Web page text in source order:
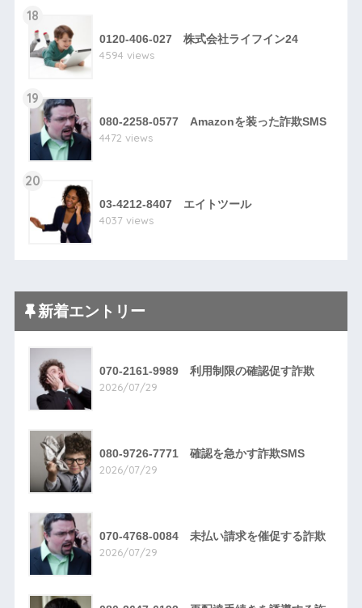
18
0120-406-027 株式会社ライフイン24
4594 views
19
080-2258-0577 Amazonを装った詐欺SMS
4472 views
20
03-4212-8407 エイトツール
4037 views
新着エントリー
070-2161-9989 利用制限の確認促す詐欺
2026/07/29
080-9726-7771 確認を急かす詐欺SMS
2026/07/29
070-4768-0084 未払い請求を催促する詐欺
2026/07/29